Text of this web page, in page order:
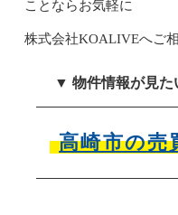
ことならお気軽に
株式会社KOALIVEへご
▼ 物件情報が見た
高崎市の売